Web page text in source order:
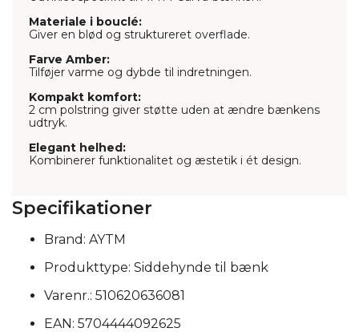
Materiale i bouclé:
Giver en blød og struktureret overflade.
Farve Amber:
Tilføjer varme og dybde til indretningen.
Kompakt komfort:
2 cm polstring giver støtte uden at ændre bænkens
udtryk.
Elegant helhed:
Kombinerer funktionalitet og æstetik i ét design.
Specifikationer
Brand: AYTM
Produkttype: Siddehynde til bænk
Varenr.: 510620636081
EAN: 5704444092625